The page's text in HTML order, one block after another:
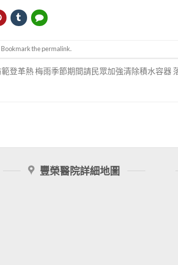
Bookmark thepermalink.
範登革熱 梅雨季節期間請民眾加強清除積水容器
豐榮醫院詳細地圖